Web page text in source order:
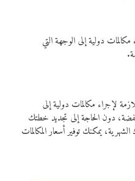
إجراء مكالمات دولية إلى الوجهة التي
لإجراء مكالمات دولية إلى
دون الحاجة إلى تجديد خطتك
يمكنك توفير أسعار المكالمات